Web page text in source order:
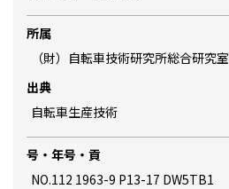
所属
（財）自転車技術研究所総合研究室
出典
自転車生産技術
号・年号・貢
NO.112 1963-9 P13-17 DW5TB1